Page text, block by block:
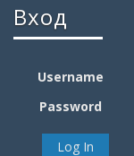
Вход
Username
Password